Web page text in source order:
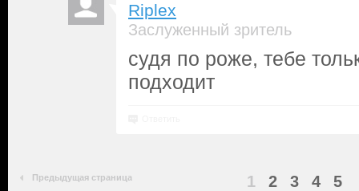
Riplex
Заслуженный зритель
судя по роже, тебе
подходит
Предыдущая страница 1 2 3 4 5